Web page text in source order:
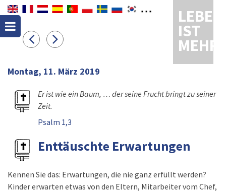
LEBEN
IST
MEHR
Montag, 11. März 2019
Er ist wie ein Baum, … der seine Frucht bringt zu seiner
Zeit.
Psalm 1,3
Enttäuschte Erwartungen
Kennen Sie das: Erwartungen, die nie ganz erfüllt werden?
Kinder erwarten etwas von den Eltern, Mitarbeiter vom Chef,